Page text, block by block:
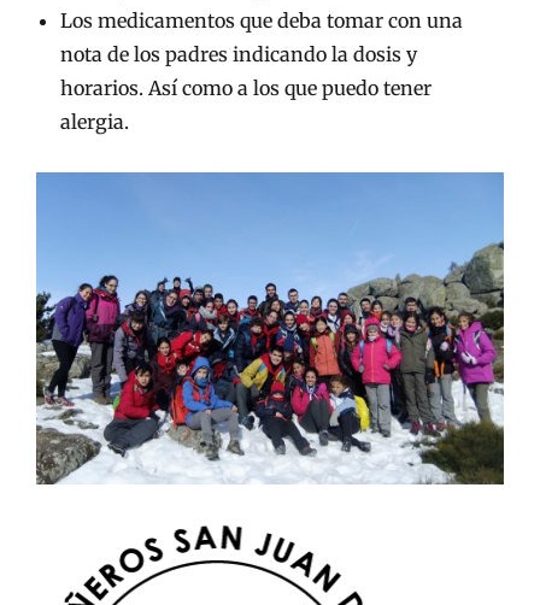
Los medicamentos que deba tomar con una
nota de los padres indicando la dosis y
horarios. Así como a los que puedo tener
alergia.